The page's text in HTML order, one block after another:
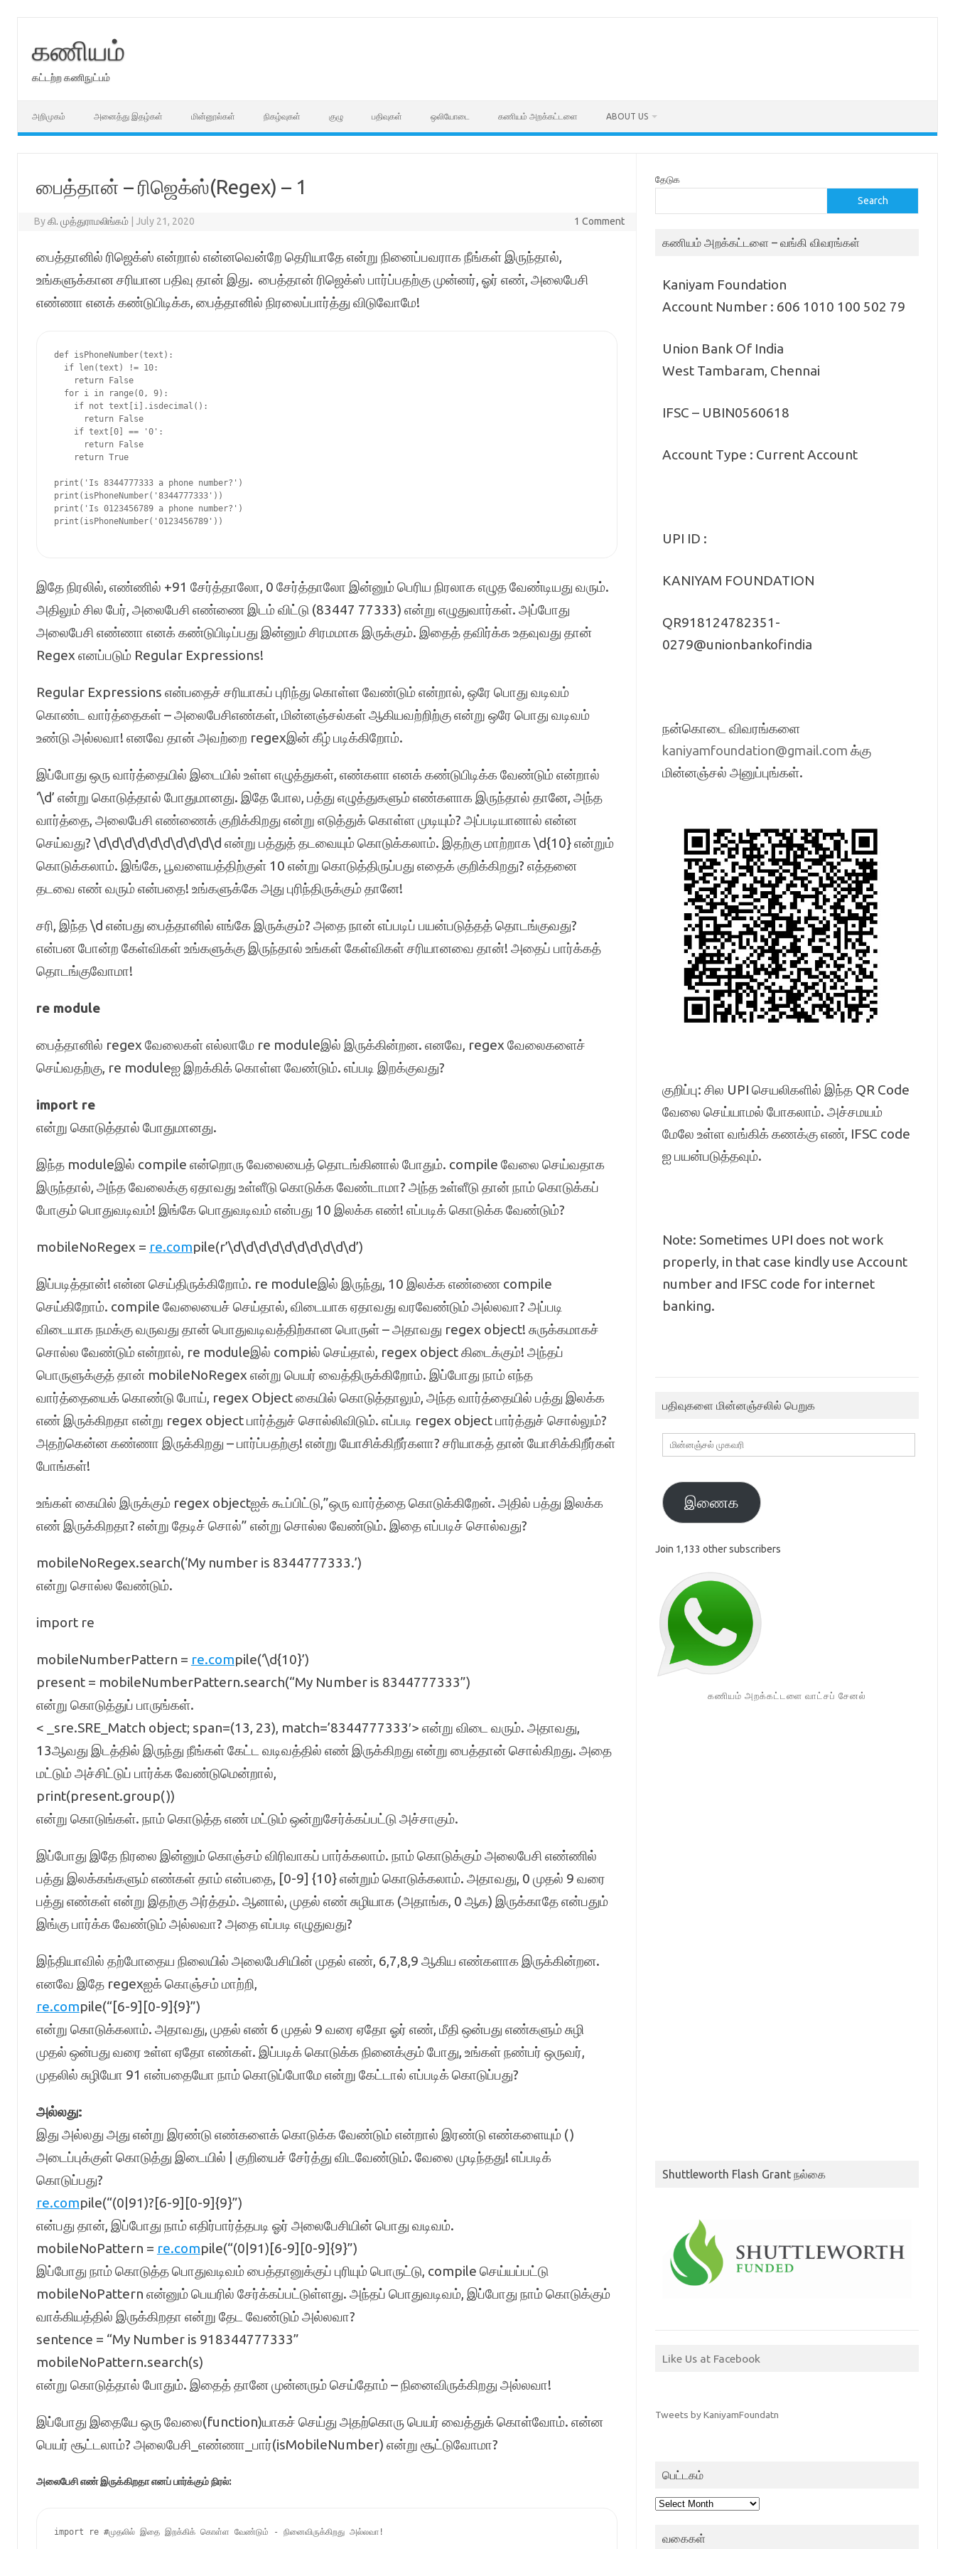
கணியம்
கட்டற்ற கணிநுட்பம்
அறிமுகம் அனைத்து இதழ்கள் மின்னூல்கள் நிகழ்வுகள் குழு பதிவுகள் ஒலியோடை கணியம் அறக்கட்டளை ABOUT US
பைத்தான் – ரிஜெக்ஸ்(Regex) – 1
Byகி. முத்துராமலிங்கம் July 21, 2020 1 Comment
பைத்தானில் ரிஜெக்ஸ் என்றால் என்னவென்றே தெரியாதே என்று நினைப்பவராக நீங்கள் இருந்தால்,
உங்களுக்கான சரியான பதிவு தான் இது. பைத்தான் ரிஜெக்ஸ் பார்ப்பதற்கு முன்னர், ஓர் எண், அலைபேசி
எண்ணா எனக் கண்டுபிடிக்க, பைத்தானில் நிரலைப்பார்த்து விடுவோமே!
def isPhoneNumber(text):
  if len(text) != 10:
    return False
  for i in range(0, 9):
    if not text[i].isdecimal():
      return False
    if text[0] == '0':
      return False
    return True
print('Is 8344777333 a phone number?')
print(isPhoneNumber('8344777333'))
print('Is 0123456789 a phone number?')
print(isPhoneNumber('0123456789'))
இதே நிரலில், எண்ணில் +91 சேர்த்தாலோ, 0 சேர்த்தாலோ இன்னும் பெரிய நிரலாக எழுத வேண்டியது வரும்.
அதிலும் சில பேர், அலைபேசி எண்ணை இடம் விட்டு (83447 77333) என்று எழுதுவார்கள். அப்போது
அலைபேசி எண்ணா எனக் கண்டுபிடிப்பது இன்னும் சிரமமாக இருக்கும். இதைத் தவிர்க்க உதவுவது தான்
Regex எனப்படும் Regular Expressions!
Regular Expressions என்பதைச் சரியாகப் புரிந்து கொள்ள வேண்டும் என்றால், ஒரே பொது வடிவம்
கொண்ட வார்த்தைகள் – அலைபேசிஎண்கள், மின்னஞ்சல்கள் ஆகியவற்றிற்கு என்று ஒரே பொது வடிவம்
உண்டு அல்லவா! எனவே தான் அவற்றை regexஇன் கீழ் படிக்கிறோம்.
இப்போது ஒரு வார்த்தையில் இடையில் உள்ள எழுத்துகள், எண்களா எனக் கண்டுபிடிக்க வேண்டும் என்றால்
‘\d’ என்று கொடுத்தால் போதுமானது. இதே போல, பத்து எழுத்துகளும் எண்களாக இருந்தால் தானே, அந்த
வார்த்தை, அலைபேசி எண்ணைக் குறிக்கிறது என்று எடுத்துக் கொள்ள முடியும்? அப்படியானால் என்ன
செய்வது? \d\d\d\d\d\d\d\d\d\d என்று பத்துத் தடவையும் கொடுக்கலாம். இதற்கு மாற்றாக \d{10} என்றும்
கொடுக்கலாம். இங்கே, பூவளையத்திற்குள் 10 என்று கொடுத்திருப்பது எதைக் குறிக்கிறது? எத்தனை
தடவை எண் வரும் என்பதை! உங்களுக்கே அது புரிந்திருக்கும் தானே!
சரி, இந்த \d என்பது பைத்தானில் எங்கே இருக்கும்? அதை நான் எப்படிப் பயன்படுத்தத் தொடங்குவது?
என்பன போன்ற கேள்விகள் உங்களுக்கு இருந்தால் உங்கள் கேள்விகள் சரியானவை தான்! அதைப் பார்க்கத்
தொடங்குவோமா!
re module
பைத்தானில் regex வேலைகள் எல்லாமே re moduleஇல் இருக்கின்றன. எனவே, regex வேலைகளைச்
செய்வதற்கு, re moduleஐ இறக்கிக் கொள்ள வேண்டும். எப்படி இறக்குவது?
import re
என்று கொடுத்தால் போதுமானது.
இந்த moduleஇல் compile என்றொரு வேலையைத் தொடங்கினால் போதும். compile வேலை செய்வதாக
இருந்தால், அந்த வேலைக்கு ஏதாவது உள்ளீடு கொடுக்க வேண்டாமா? அந்த உள்ளீடு தான் நாம் கொடுக்கப்
போகும் பொதுவடிவம்! இங்கே பொதுவடிவம் என்பது 10 இலக்க எண்! எப்படிக் கொடுக்க வேண்டும்?
mobileNoRegex = re.compile(r’\d\d\d\d\d\d\d\d\d\d’)
இப்படித்தான்! என்ன செய்திருக்கிறோம். re moduleஇல் இருந்து, 10 இலக்க எண்ணை compile
செய்கிறோம். compile வேலையைச் செய்தால், விடையாக ஏதாவது வரவேண்டும் அல்லவா? அப்படி
விடையாக நமக்கு வருவது தான் பொதுவடிவத்திற்கான பொருள் – அதாவது regex object! சுருக்கமாகச்
சொல்ல வேண்டும் என்றால், re moduleஇல் compiல் செய்தால், regex object கிடைக்கும்! அந்தப்
பொருளுக்குத் தான் mobileNoRegex என்று பெயர் வைத்திருக்கிறோம். இப்போது நாம் எந்த
வார்த்தையைக் கொண்டு போய், regex Object கையில் கொடுத்தாலும், அந்த வார்த்தையில் பத்து இலக்க
எண் இருக்கிறதா என்று regex object பார்த்துச் சொல்லிவிடும். எப்படி regex object பார்த்துச் சொல்லும்?
அதற்கென்ன கண்ணா இருக்கிறது – பார்ப்பதற்கு! என்று யோசிக்கிறீர்களா? சரியாகத் தான் யோசிக்கிறீர்கள்
போங்கள்!
உங்கள் கையில் இருக்கும் regex objectஐக் கூப்பிட்டு,”ஒரு வார்த்தை கொடுக்கிறேன். அதில் பத்து இலக்க
எண் இருக்கிறதா? என்று தேடிச் சொல்” என்று சொல்ல வேண்டும். இதை எப்படிச் சொல்வது?
mobileNoRegex.search(‘My number is 8344777333.’)
என்று சொல்ல வேண்டும்.
import re
mobileNumberPattern = re.compile(‘\d{10}’)
present = mobileNumberPattern.search(“My Number is 8344777333”)
என்று கொடுத்துப் பாருங்கள்.
< _sre.SRE_Match object; span=(13, 23), match=’8344777333′> என்று விடை வரும். அதாவது,
13ஆவது இடத்தில் இருந்து நீங்கள் கேட்ட வடிவத்தில் எண் இருக்கிறது என்று பைத்தான் சொல்கிறது. அதை
மட்டும் அச்சிட்டுப் பார்க்க வேண்டுமென்றால்,
print(present.group())
என்று கொடுங்கள். நாம் கொடுத்த எண் மட்டும் ஒன்றுசேர்க்கப்பட்டு அச்சாகும்.
இப்போது இதே நிரலை இன்னும் கொஞ்சம் விரிவாகப் பார்க்கலாம். நாம் கொடுக்கும் அலைபேசி எண்ணில்
பத்து இலக்கங்களும் எண்கள் தாம் என்பதை, [0-9] {10} என்றும் கொடுக்கலாம். அதாவது, 0 முதல் 9 வரை
பத்து எண்கள் என்று இதற்கு அர்த்தம். ஆனால், முதல் எண் சுழியாக (அதாங்க, 0 ஆக) இருக்காதே என்பதும்
இங்கு பார்க்க வேண்டும் அல்லவா? அதை எப்படி எழுதுவது?
இந்தியாவில் தற்போதைய நிலையில் அலைபேசியின் முதல் எண், 6,7,8,9 ஆகிய எண்களாக இருக்கின்றன.
எனவே இதே regexஐக் கொஞ்சம் மாற்றி,
re.compile(“[6-9][0-9]{9}”)
என்று கொடுக்கலாம். அதாவது, முதல் எண் 6 முதல் 9 வரை ஏதோ ஓர் எண், மீதி ஒன்பது எண்களும் சுழி
முதல் ஒன்பது வரை உள்ள ஏதோ எண்கள். இப்படிக் கொடுக்க நினைக்கும் போது, உங்கள் நண்பர் ஒருவர்,
முதலில் சுழியோ 91 என்பதையோ நாம் கொடுப்போமே என்று கேட்டால் எப்படிக் கொடுப்பது?
அல்லது:
இது அல்லது அது என்று இரண்டு எண்களைக் கொடுக்க வேண்டும் என்றால் இரண்டு எண்களையும் ()
அடைப்புக்குள் கொடுத்து இடையில் | குறியைச் சேர்த்து விடவேண்டும். வேலை முடிந்தது! எப்படிக்
கொடுப்பது?
re.compile(“(0|91)?[6-9][0-9]{9}”)
என்பது தான், இப்போது நாம் எதிர்பார்த்தபடி ஓர் அலைபேசியின் பொது வடிவம்.
mobileNoPattern = re.compile(“(0|91)[6-9][0-9]{9}”)
இப்போது நாம் கொடுத்த பொதுவடிவம் பைத்தானுக்குப் புரியும் பொருட்டு, compile செய்யப்பட்டு
mobileNoPattern என்னும் பெயரில் சேர்க்கப்பட்டுள்ளது. அந்தப் பொதுவடிவம், இப்போது நாம் கொடுக்கும்
வாக்கியத்தில் இருக்கிறதா என்று தேட வேண்டும் அல்லவா?
sentence = “My Number is 918344777333”
mobileNoPattern.search(s)
என்று கொடுத்தால் போதும். இதைத் தானே முன்னரும் செய்தோம் – நினைவிருக்கிறது அல்லவா!
இப்போது இதையே ஒரு வேலை(function)யாகச் செய்து அதற்கொரு பெயர் வைத்துக் கொள்வோம். என்ன
பெயர் சூட்டலாம்? அலைபேசி_எண்ணா_பார்(isMobileNumber) என்று சூட்டுவோமா?
அலைபேசி எண் இருக்கிறதா எனப் பார்க்கும் நிரல்:
import re #முதலில் இதை இறக்கிக் கொள்ள வேண்டும் - நினைவிருக்கிறது அல்லவா!
தேடுக
Search
கணியம் அறக்கட்டளை – வங்கி விவரங்கள்
Kaniyam Foundation
Account Number : 606 1010 100 502 79
Union Bank Of India
West Tambaram, Chennai
IFSC – UBIN0560618
Account Type : Current Account
UPI ID :
KANIYAM FOUNDATION
QR918124782351-
0279@unionbankofindia
நன்கொடை விவரங்களை
kaniyamfoundation@gmail.com க்கு
மின்னஞ்சல் அனுப்புங்கள்.
குறிப்பு: சில UPI செயலிகளில் இந்த QR Code
வேலை செய்யாமல் போகலாம். அச்சமயம்
மேலே உள்ள வங்கிக் கணக்கு எண், IFSC code
ஐ பயன்படுத்தவும்.
Note: Sometimes UPI does not work
properly, in that case kindly use Account
number and IFSC code for internet
banking.
பதிவுகளை மின்னஞ்சலில் பெறுக
மின்னஞ்சல்
முகவரி
இணைக
Join 1,133 other subscribers
கணியம் அறக்கட்டளை வாட்சப் சேனல்
Shuttleworth Flash Grant நல்கை
Like Us at Facebook
Tweets by KaniyamFoundatn
பெட்டகம்
பெட்டகம்
வகைகள்